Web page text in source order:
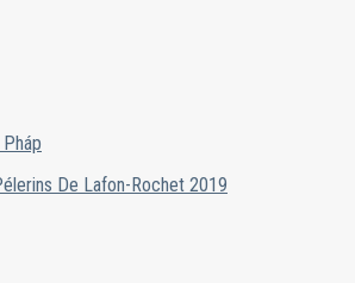
De Lafon-Rochet 2019